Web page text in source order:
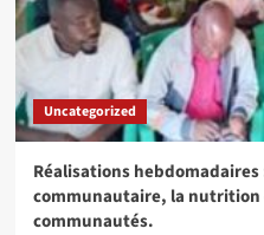
Uncategorized
Réalisations hebdomadaires
communautaire, la nutrition
communautés.